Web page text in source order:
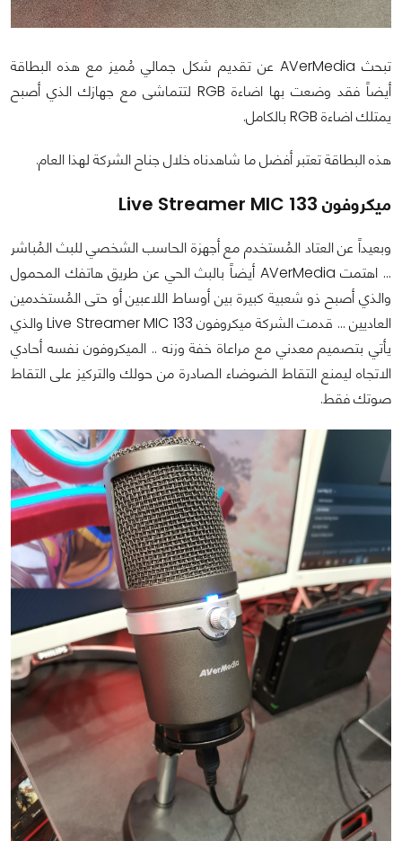
تبحث AVerMedia عن تقديم شكل جمالي مُميز مع هذه البطاقة
أيضاً فقد وضعت بها اضاءة RGB لتتماشى مع جهازك الذي أصبح
يمتلك اضاءة RGB بالكامل.
هذه البطاقة تعتبر أفضل ما شاهدناه خلال جناح الشركة لهذا العام.
ميكروفون Live Streamer MIC 133
وبعيداً عن العتاد المُستخدم مع أجهزة الحاسب الشخصي للبث المُباشر
... اهتمت AVerMedia أيضاً بالبث الحي عن طريق هاتفك المحمول
والذي أصبح ذو شعبية كبيرة بين أوساط اللاعبين أو حتى المُستخدمين
العاديين ... قدمت الشركة ميكروفون Live Streamer MIC 133 والذي
يأتي بتصميم معدني مع مراعاة خفة وزنه .. الميكروفون نفسه أحادي
الاتجاه ليمنع التقاط الضوضاء الصادرة من حولك والتركيز على التقاط
صوتك فقط.